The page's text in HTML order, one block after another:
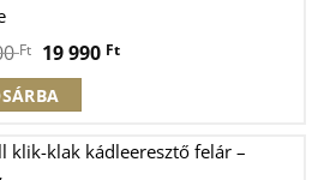
Ft Original
price
was:
26
19 990 FtCurrent
19
klik-klak kádleeresztő felár –